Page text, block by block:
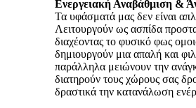
Ενεργειακή Αναβάθμιση &
Τα υφάσματά μας δεν είναι
Λειτουργούν ως ασπίδα
διαχέοντας το φυσικό φως
δημιουργούν μια απαλή και
παράλληλα μειώνουν την
διατηρούν τους χώρους σας
δραστικά την κατανάλωση